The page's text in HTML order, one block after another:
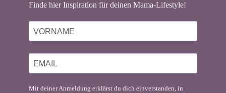
Finde hier Inspiration für deinen Mama-Lifestyle!
Mit deiner Anmeldung erklärst du dich einverstanden, in